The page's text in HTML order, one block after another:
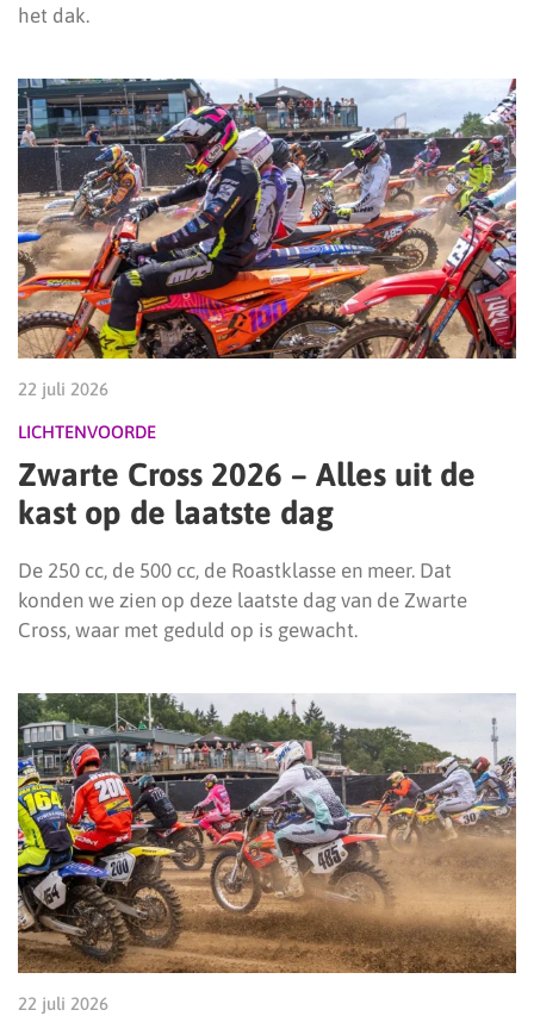
het dak.
22 juli 2026
LICHTENVOORDE
Zwarte Cross 2026 – Alles uit de
kast op de laatste dag
De 250 cc, de 500 cc, de Roastklasse en meer. Dat
konden we zien op deze laatste dag van de Zwarte
Cross, waar met geduld op is gewacht.
22 juli 2026